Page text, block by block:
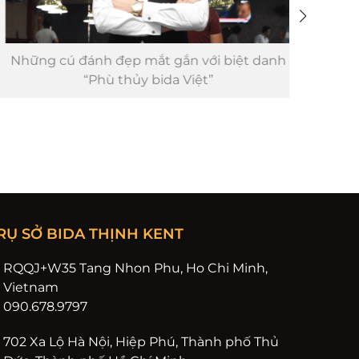
Những cú đánh đẹp mắt gắn với biệt danh
“Phù thủy bida Việt”
SỞ BIDA THỊNH KENT
RQQJ+W35 Tang Nhon Phu, Ho Chi Minh,
Vietnam
090.678.9797
702 Xa Lộ Hà Nội, Hiệp Phú, Thành phố Thủ